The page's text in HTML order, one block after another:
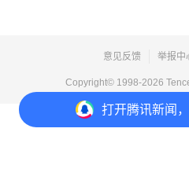
打开腾讯新闻
意见反馈 举报中
Copyright© 1998-2026